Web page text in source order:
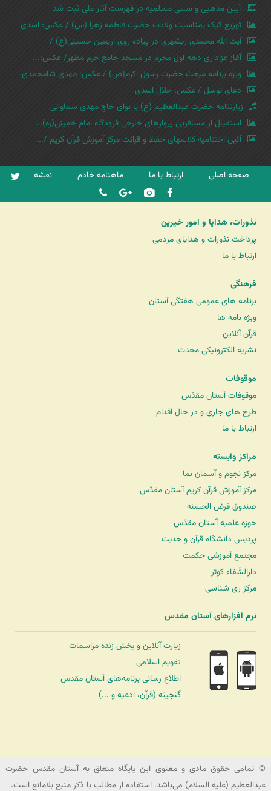
آیین مذهبی و سنتی مسلمیه در فهرست آثار ملی ثبت شد
توزیع کیک بمناسبت ولادت حضرت فاطمه زهرا (س) / عکس: اسدی
آیت الله محمدی ریشهری در پیاده روی اربعین حسینی(ع) /
آغاز عزاداری دهه اول محرم در مسجد جامع حرم مطهر/ عکس:...
ویژه برنامه مبعث حضرت رسول اکرم(ص) / عکس: مهدی شامحمدی
دعای توسل / عکس: جلال اسدی
زیارتنامه حضرت عبدالعظیم (ع) با نوای حاج مهدی سماواتی
استقبال از مسافرین پروازهای خارجی فرودگاه امام خمینی(ره)...
آئین اختتامیه کلاسهای حفظ و قرائت مرکز آموزش قرآن کریم /...
صفحه اصلی ارتباط با ما ماهنامه خادم نقشه
نذورات، هدایا و امور خیرین
پرداخت نذورات و هدایای مردمی
ارتباط با ما
فرهنگی
برنامه های عمومی هفتگی آستان
ویژه نامه ها
قرآن آنلاین
نشریه الکترونیکی محدث
موقوفات
موقوفات آستان مقدّس
طرح های جاری و در حال اقدام
ارتباط با ما
مراکز وابسته
مرکز نجوم و آسمان نما
مرکز آموزش قرآن کریم آستان مقدّس
صندوق قرض الحسنه
حوزه علمیه آستان مقدّس
پردیس دانشگاه قرآن و حدیث
مجتمع آموزشی حکمت
دارالشّفاء کوثر
مرکز ری شناسی
نرم افزارهای آستان مقدس
زیارت آنلاین و پخش زنده مراسمات
تقویم اسلامی
اطلاع رسانی برنامه‌های آستان مقدس
گنجینه (قرآن، ادعیه و ...)
© تمامی حقوق مادی و معنوی این پایگاه متعلق به آستان مقدس حضرت
عبدالعظیم (علیه السلام) می‌باشد. استفاده از مطالب با ذکر منبع بلامانع است.